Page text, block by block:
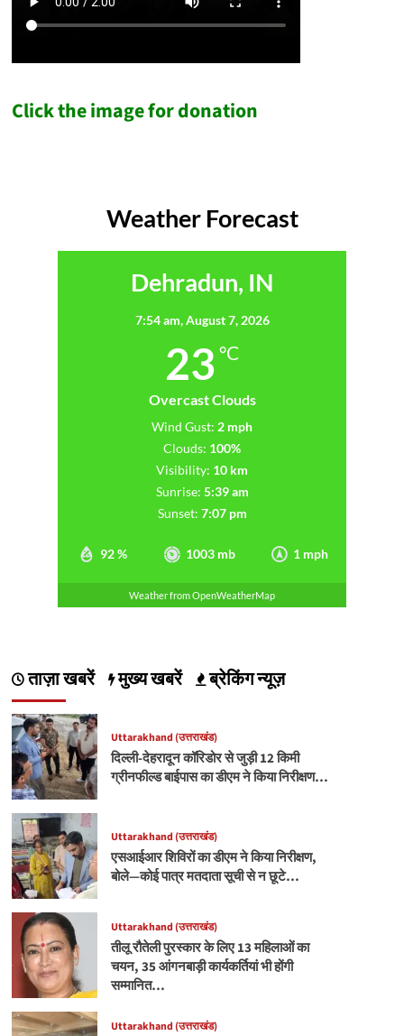
Click the image for donation
Weather Forecast
Dehradun, IN
7:54 am,August 7, 2026
23 °C
Overcast Clouds
92 % 1003 mb 1 mph
Wind Gust: 2 mph
Clouds: 100%
Visibility: 10 km
Sunrise: 5:39 am
Sunset: 7:07 pm
Weather from OpenWeatherMap
ताज़ा खबरें मुख्य खबरें ब्रेकिंग न्यूज़
Uttarakhand (उत्तराखंड)
दिल्ली-देहरादून कॉरिडोर से जुड़ी 12 किमी
ग्रीनफील्ड बाईपास का डीएम ने किया निरीक्षण…
Uttarakhand (उत्तराखंड)
एसआईआर शिविरों का डीएम ने किया निरीक्षण,
बोले—कोई पात्र मतदाता सूची से न छूटे…
Uttarakhand (उत्तराखंड)
तीलू रौतेली पुरस्कार के लिए 13 महिलाओं का
चयन, 35 आंगनबाड़ी कार्यकर्तियां भी होंगी
सम्मानित…
Uttarakhand (उत्तराखंड)